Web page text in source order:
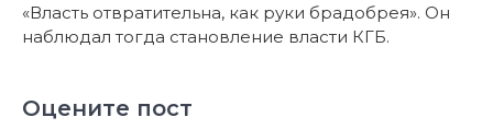
«Власть отвратительна, как руки брадобрея». Он
наблюдал тогда становление власти КГБ.
Оцените пост